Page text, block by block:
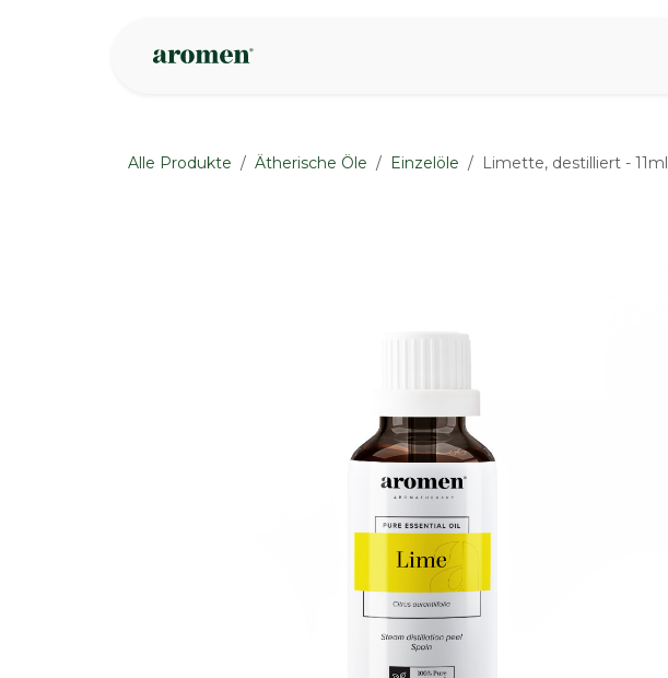
Alle Produkte Ätherische Öle Einzelöle Limette, destilliert - 11ml